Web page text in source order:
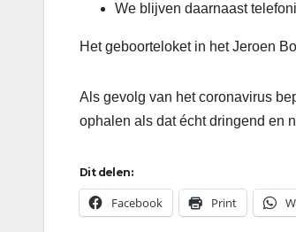
We blijven daarnaast
Het geboorteloket in het Jeroen
Als gevolg van het coronavirus
ophalen als dat écht dringend en
Dit delen:
Facebook Print